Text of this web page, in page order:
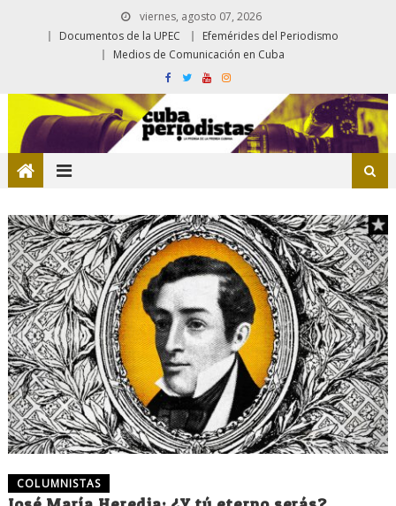
viernes, agosto 07, 2026
Documentos de la UPEC
Efemérides del Periodismo
Medios de Comunicación en Cuba
COLUMNISTAS